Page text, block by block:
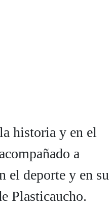
historia y en el
a
el deporte y en su
Plasticaucho.